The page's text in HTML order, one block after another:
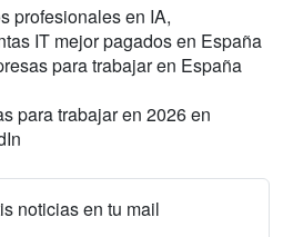
profesionales en IA,
IT mejor pagados en España
para trabajar en España
para trabajar en 2026 en
noticias en tu mail